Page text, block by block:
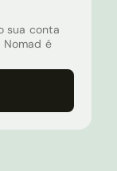
sua conta
Nomad é